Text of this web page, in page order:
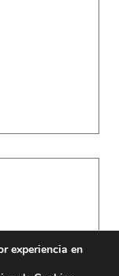
experiencia en